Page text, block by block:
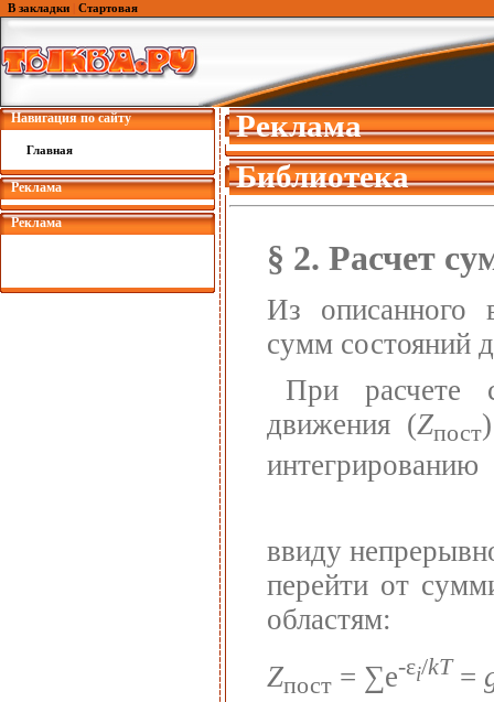
В закладки Стартовая
Навигация по сайту
Главная
Реклама
Реклама
Реклама
Библиотека
§ 2. Расчет
Из описанного
сумм состояний
При расчете
движения (Zпост
интегрированию
ввиду
перейти от
областям:
Zпост = ∑e-εi/kT =